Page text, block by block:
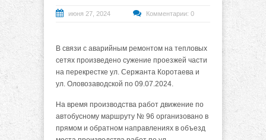
июня 27, 2024 Комментарии: 0
В связи с аварийным ремонтом на тепловых
сетях произведено сужение проезжей части
на перекрестке ул. Сержанта Коротаева и
ул. Оловозаводской по 09.07.2024.
На время производства работ движение по
автобусному маршруту № 96 организовано в
прямом и обратном направлениях в объезд